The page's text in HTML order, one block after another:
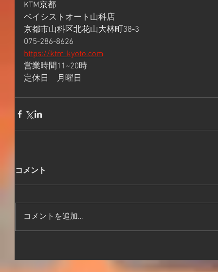
KTM京都
ベイシストオート山科店
京都市山科区北花山大林町38-3
075-286-8626
https://ktm-kyoto.com
営業時間11~20時
定休日　月曜日
コメント
コメントを追加…